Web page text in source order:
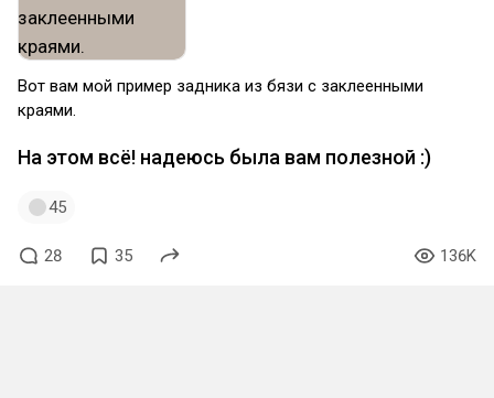
Вот вам мой пример задника из бязи с заклеенными
краями.
На этом всё! надеюсь была вам полезной :)
45
28 35 136K